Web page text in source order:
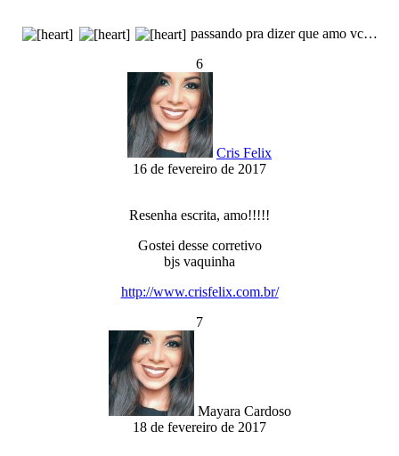
passando pra dizer que amo vc…
6
Cris Felix
16 de fevereiro de 2017
Resenha escrita, amo!!!!!
Gostei desse corretivo
bjs vaquinha
http://www.crisfelix.com.br/
7
Mayara Cardoso
18 de fevereiro de 2017